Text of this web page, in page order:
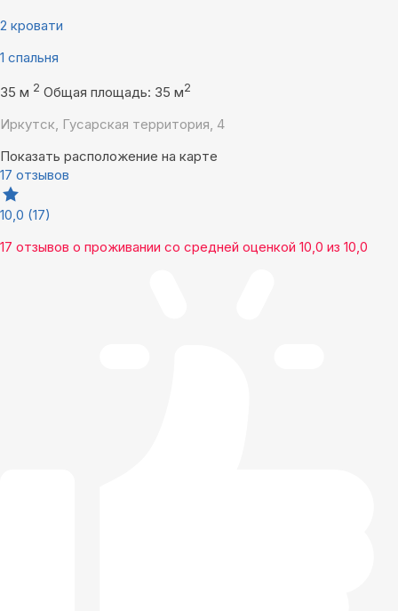
2 кровати
1 спальня
35 м 2 Общая площадь: 35 м2
Иркутск, Гусарская территория, 4
Показать расположение на карте
17 отзывов
10,0 (17)
17 отзывов о проживании со средней оценкой 10,0 из 10,0